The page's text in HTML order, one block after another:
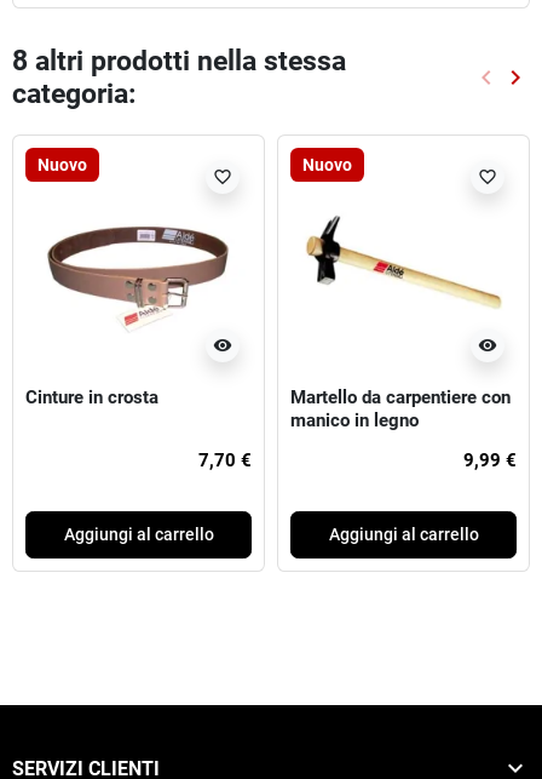
8 altri prodotti nella stessa
categoria:
keyboard_arrow_left keyboard_arrow_right
Nuovo
visibility
favorite_border
Cinture in crosta
7,70 €
Aggiungi al carrello
Nuovo
visibility
favorite_border
Martello da carpentiere con
manico in legno
9,99 €
Aggiungi al carrello
SERVIZI CLIENTI 